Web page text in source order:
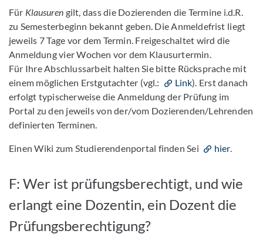
Für Klausuren gilt, dass die Dozierenden die Termine i.d.R.
zu Semesterbeginn bekannt geben. Die Anmeldefrist liegt
jeweils 7 Tage vor dem Termin. Freigeschaltet wird die
Anmeldung vier Wochen vor dem Klausurtermin.
Für Ihre Abschlussarbeit halten Sie bitte Rücksprache mit
einem möglichen Erstgutachter (vgl.:
Link). Erst danach
erfolgt typischerweise die Anmeldung der Prüfung im
Portal zu den jeweils von der/vom Dozierenden/Lehrenden
definierten Terminen.
Einen Wiki zum Studierendenportal finden Sei hier.
F: Wer ist prüfungsberechtigt, und wie
erlangt eine Dozentin, ein Dozent die
Prüfungsberechtigung?